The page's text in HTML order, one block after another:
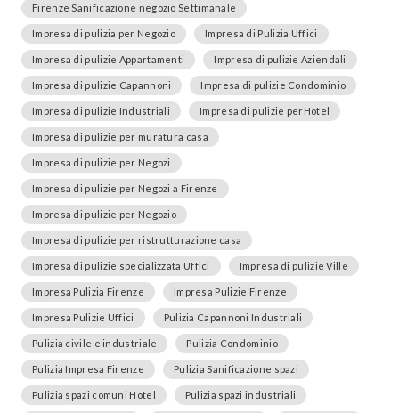
Firenze Sanificazione negozio Settimanale
Impresa di pulizia per Negozio Impresa di Pulizia Uffici
Impresa di pulizie Appartamenti Impresa di pulizie Aziendali
Impresa di pulizie Capannoni Impresa di pulizie Condominio
Impresa di pulizie Industriali Impresa di pulizie perHotel
Impresa di pulizie per muratura casa
Impresa di pulizie per Negozi
Impresa di pulizie per Negozi a Firenze
Impresa di pulizie per Negozio
Impresa di pulizie per ristrutturazione casa
Impresa di pulizie specializzata Uffici Impresa di pulizie Ville
Impresa Pulizia Firenze Impresa Pulizie Firenze
Impresa Pulizie Uffici Pulizia Capannoni Industriali
Pulizia civile e industriale Pulizia Condominio
Pulizia Impresa Firenze Pulizia Sanificazione spazi
Pulizia spazi comuni Hotel Pulizia spazi industriali